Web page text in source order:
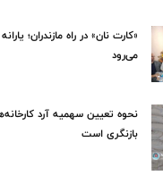
«کارت نان» در راه مازندران؛
می‌رود
نحوه تعیین سهمیه آرد
بازنگری است